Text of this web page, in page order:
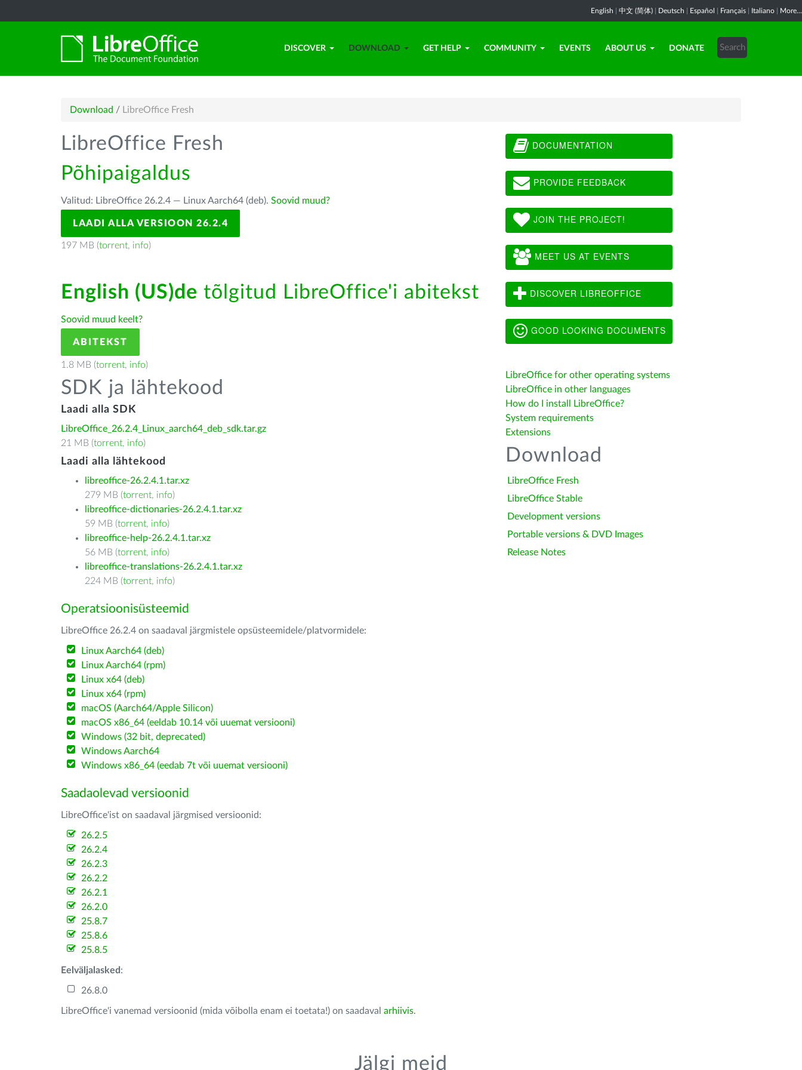
English 中文 (简体) Deutsch Español Français Italiano More...
DISCOVER DOWNLOAD GET HELP COMMUNITY EVENTS ABOUT US DONATE
Download / LibreOffice Fresh
LibreOffice Fresh
Põhipaigaldus
Valitud: LibreOffice 26.2.4 — Linux Aarch64 (deb). Soovid muud?
LAADI ALLA VERSIOON 26.2.4
197 MB (torrent, info)
English (US)de tõlgitud LibreOffice'i abitekst
Soovid muud keelt?
ABITEKST
1.8 MB (torrent, info)
SDK ja lähtekood
Laadi alla SDK
LibreOffice_26.2.4_Linux_aarch64_deb_sdk.tar.gz
21 MB (torrent, info)
Laadi alla lähtekood
libreoffice-26.2.4.1.tar.xz
279 MB (torrent, info)
libreoffice-dictionaries-26.2.4.1.tar.xz
59 MB (torrent, info)
libreoffice-help-26.2.4.1.tar.xz
56 MB (torrent, info)
libreoffice-translations-26.2.4.1.tar.xz
224 MB (torrent, info)
Operatsioonisüsteemid
LibreOffice 26.2.4 on saadaval järgmistele opsüsteemidele/platvormidele:
Linux Aarch64 (deb)
Linux Aarch64 (rpm)
Linux x64 (deb)
Linux x64 (rpm)
macOS (Aarch64/Apple Silicon)
macOS x86_64 (eeldab 10.14 või uuemat versiooni)
Windows (32 bit, deprecated)
Windows Aarch64
Windows x86_64 (eedab 7t või uuemat versiooni)
Saadaolevad versioonid
LibreOffice'ist on saadaval järgmised versioonid:
26.2.5
26.2.4
26.2.3
26.2.2
26.2.1
26.2.0
25.8.7
25.8.6
25.8.5
Eelväljalasked :
26.8.0
LibreOffice'i vanemad versioonid (mida võibolla enam ei toetata!) on saadaval arhiivis.
DOCUMENTATION
PROVIDE FEEDBACK
JOIN THE PROJECT!
MEET US AT EVENTS
DISCOVER LIBREOFFICE
GOOD LOOKING DOCUMENTS
LibreOffice for other operating systems
LibreOffice in other languages
How do I install LibreOffice?
System requirements
Extensions
Download
LibreOffice Fresh
LibreOffice Stable
Development versions
Portable versions & DVD Images
Release Notes
Jälgi meid